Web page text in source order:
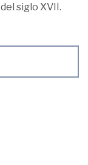
siglo XVII.